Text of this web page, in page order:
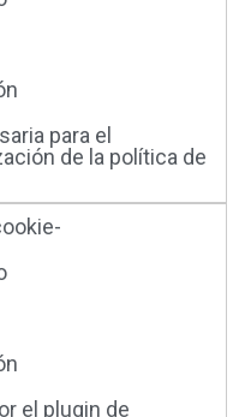
para el
de la política de
el plugin de